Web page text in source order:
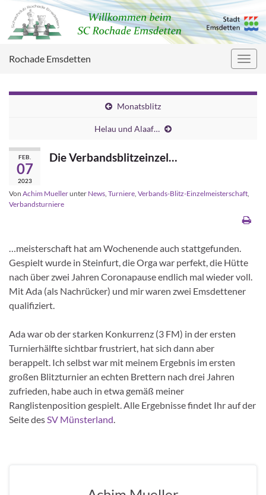
Rochade Emsdetten
Monatsblitz
Helau und Alaaf…
FEB.
07
2023
Die Verbandsblitzeinzel…
Von Achim Muellerunter News Turniere Verbands-Blitz-Einzelmeisterschaft
Verbandsturniere
…meisterschaft hat am Wochenende auch stattgefunden.
Gespielt wurde in Steinfurt, die Orga war perfekt, die Hütte
nach über zwei Jahren Coronapause endlich mal wieder voll.
Mit Ada (als Nachrücker) und mir waren zwei Emsdettener
qualifiziert.
Ada war ob der starken Konkurrenz (3 FM) in der ersten
Turnierhälfte sichtbar frustriert, hat sich dann aber
berappelt. Ich selbst war mit meinem Ergebnis im ersten
großen Blitzturnier an echten Brettern nach drei Jahren
zufrieden, habe auch in etwa gemäß meiner
Ranglistenposition gespielt. Alle Ergebnisse findet Ihr auf der
Seite desSV Münsterland.